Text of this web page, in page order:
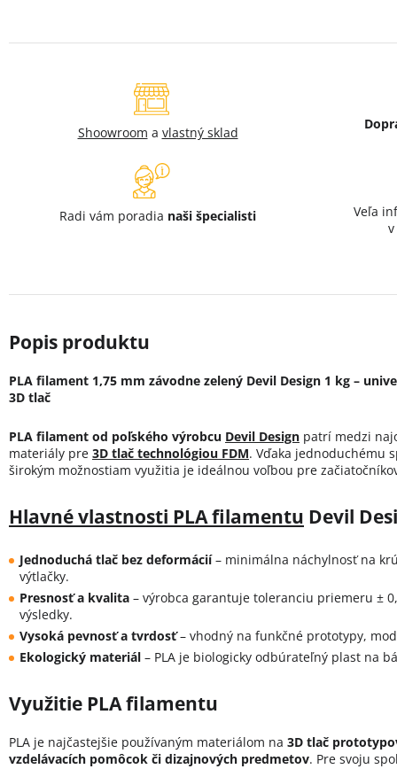
Shoowroom a vlastný sklad
Radi vám poradia naši špecialisti
Veľa
v
PLA filament 1,75 mm závodne zelený Devil Design 1 kg –
3D tlač
PLA filament od poľského výrobcu Devil Design patrí medzi
materiály pre 3D tlač technológiou FDM. Vďaka jednoduchému
širokým možnostiam využitia je ideálnou voľbou pre
Hlavné vlastnosti PLA filamentu Devil
Jednoduchá tlač bez deformácií– minimálna náchylnosť na
výtlačky.
Presnosť a kvalita – výrobca garantuje toleranciu priemeru ±
výsledky.
Vysoká pevnosť a tvrdosť– vhodný na funkčné prototypy,
Ekologický materiál – PLA je biologicky odbúrateľný plast na
Využitie PLA filamentu
PLA je najčastejšie používaným materiálom na 3D tlač
vzdelávacích pomôcok či dizajnových predmetov. Pre svoju